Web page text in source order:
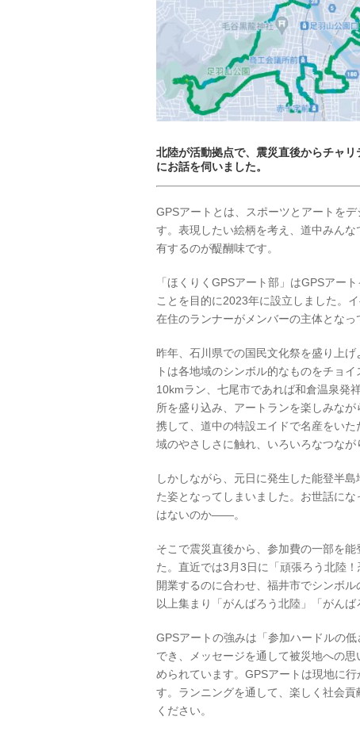
北陸が活動拠点で、震災直後からチャ
にお話を伺いました。
GPSアートとは、スポーツとアートを
す。表現したい絵柄を考え、道中みん
有するのが醍醐味です。
「ほくりくGPSアート部」はGPSアー
ことを目的に2023年に設立しました。
在住のランナーがメンバーの主体となっ
昨年、石川県での国民文化祭を盛り上
トは各地域のシンボル的なものをチョ
10kmラン、七尾市であれば和倉温泉発
所を盛り込み、アートランを楽しみな
携して、道中の特設エイドで名産をい
域のやさしさに触れ、いろいろなつなが
しかしながら、元日に発生した能登半
た姿となってしまいました。お世話に
はないのか――。
そこで震災直後から、参加費の一部を
た。直近では3月3日に「頑張ろう北陸
開業するのに合わせ、福井市でシンボ
以上集まり「がんばろう北陸」「がんば
GPSアートの強みは「参加ハードルの
でき、メッセージを通して被災地への
められています。GPSアートは現地に
す。ランニングを通して、楽しく社会
ください。